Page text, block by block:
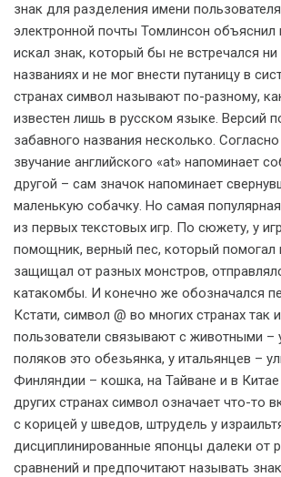
знак для разделения имени
электронной почты Томлинсон объяснил
искал знак, который бы не встречался ни
названиях и не мог внести путаницу в
странах символ называют по-разному,
известен лишь в русском языке. Версий
забавного названия несколько.
звучание английского «at» напоминает
другой – сам значок напоминает
маленькую собачку. Но самая
из первых текстовых игр. По сюжету, у
помощник, верный пес, который помогал
защищал от разных монстров,
катакомбы. И конечно же обозначался
Кстати, символ @ во многих странах так
пользователи связывают с животными –
поляков это обезьянка, у итальянцев –
Финляндии – кошка, на Тайване и в
других странах символ означает что-то
с корицей у шведов, штрудель у
дисциплинированные японцы далеки от
сравнений и предпочитают называть